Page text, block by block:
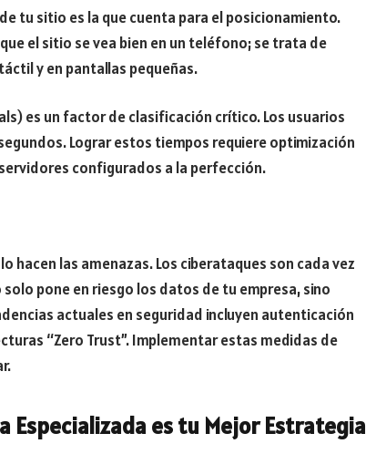
tu sitio es la que cuenta para el posicionamiento.
el sitio se vea bien en un teléfono; se trata de
y en pantallas pequeñas.
es un factor de clasificación crítico. Los usuarios
Lograr estos tiempos requiere optimización
configurados a la perfección.
hacen las amenazas. Los ciberataques son cada vez
pone en riesgo los datos de tu empresa, sino
actuales en seguridad incluyen autenticación
“Zero Trust”. Implementar estas medidas de
Especializada es tu Mejor Estrategia